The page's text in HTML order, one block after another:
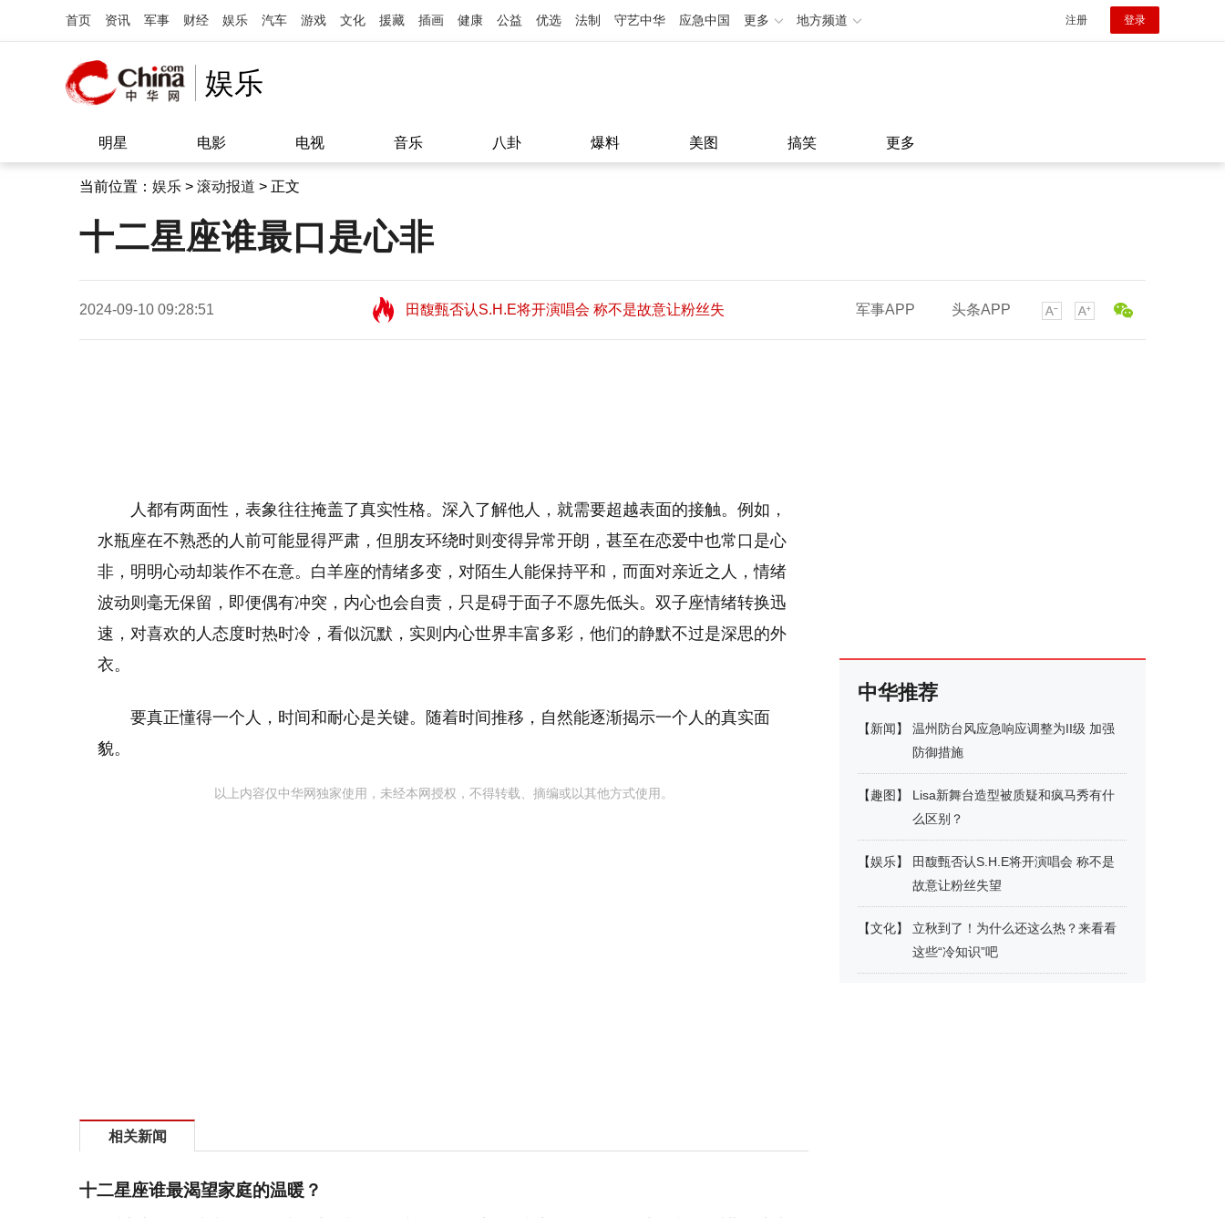
首页 资讯 军事 财经 娱乐 汽车 游戏 文化 援藏 插画 健康 公益 优选 法制 守艺中华 应急中国 更多 地方频道 注册 登录
娱乐
明星 电影 电视 音乐 八卦 爆料 美图 搞笑 更多
当前位置： 娱乐 > 滚动报道 > 正文
十二星座谁最口是心非
2024-09-10 09:28:51
田馥甄否认S.H.E将开演唱会 称不是故意让粉丝失
望11:08
田馥甄否认S.H.E将开演唱会 称不是故意让粉丝失
望11:08
军事APP 头条APP
人都有两面性，表象往往掩盖了真实性格。深入了解他人，就需要超越表面的接触。例如，
水瓶座在不熟悉的人前可能显得严肃，但朋友环绕时则变得异常开朗，甚至在恋爱中也常口是心
非，明明心动却装作不在意。白羊座的情绪多变，对陌生人能保持平和，而面对亲近之人，情绪
波动则毫无保留，即便偶有冲突，内心也会自责，只是碍于面子不愿先低头。双子座情绪转换迅
速，对喜欢的人态度时热时冷，看似沉默，实则内心世界丰富多彩，他们的静默不过是深思的外
衣。
要真正懂得一个人，时间和耐心是关键。随着时间推移，自然能逐渐揭示一个人的真实面
貌。
以上内容仅中华网独家使用，未经本网授权，不得转载、摘编或以其他方式使用。
相关新闻
十二星座谁最渴望家庭的温暖？
中华推荐
【新闻】
温州防台风应急响应调整为II级 加强
防御措施
【趣图 】
Lisa新舞台造型被质疑和疯马秀有什
么区别？
【娱乐】
田馥甄否认S.H.E将开演唱会 称不是
故意让粉丝失望
【文化】
立秋到了！为什么还这么热？来看看
这些“冷知识”吧